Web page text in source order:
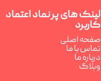
لینک های پر
کاربرد
صفحه اصلی
تماس با ما
درباره ما
وبلاگ
نماد اعتماد